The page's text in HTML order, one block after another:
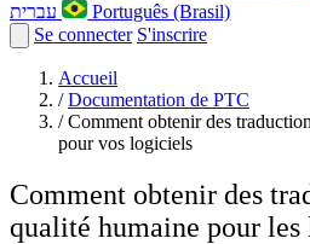
Português (Brasil)
Se connecter S'inscrire
Accueil
/ Documentation de PTC
/ Comment obtenir des
pour vos logiciels
Comment obtenir des
qualité humaine pour